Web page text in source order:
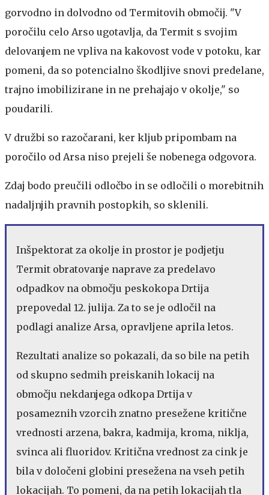
gorvodno in dolvodno od Termitovih območij. "V
poročilu celo Arso ugotavlja, da Termit s svojim
delovanjem ne vpliva na kakovost vode v potoku, kar
pomeni, da so potencialno škodljive snovi predelane,
trajno imobilizirane in ne prehajajo v okolje," so
poudarili.
V družbi so razočarani, ker kljub pripombam na
poročilo od Arsa niso prejeli še nobenega odgovora.
Zdaj bodo preučili odločbo in se odločili o morebitnih
nadaljnjih pravnih postopkih, so sklenili.
Inšpektorat za okolje in prostor je podjetju
Termit obratovanje naprave za predelavo
odpadkov na območju peskokopa Drtija
prepovedal 12. julija. Za to se je odločil na
podlagi analize Arsa, opravljene aprila letos.
Rezultati analize so pokazali, da so bile na petih
od skupno sedmih preiskanih lokacij na
območju nekdanjega odkopa Drtija v
posameznih vzorcih znatno presežene kritične
vrednosti arzena, bakra, kadmija, kroma, niklja,
svinca ali fluoridov. Kritična vrednost za cink je
bila v določeni globini presežena na vseh petih
lokacijah. To pomeni, da na petih lokacijah tla